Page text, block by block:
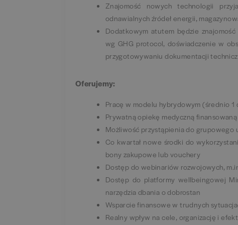
Znajomość nowych technologii
odnawialnych źródeł energii,
Dodatkowym atutem będzie
wg GHG protocol, doświadczenie w
przygotowywaniu dokumentacji
Oferujemy:
Pracę w modelu hybrydowym (średnio
Prywatną opiekę medyczną
Możliwość przystąpienia do
Co kwartał nowe środki do
bony zakupowe lub vouchery
Dostęp do webinariów rozwojowych,
Dostęp do platformy wellbeingowej
narzędzia dbania o dobrostan
Wsparcie finansowe w trudnych
Realny wpływ na cele, organizację i